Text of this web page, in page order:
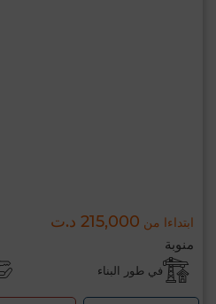
ابتداءا من 215,000 د.ت
منوبة
في طور البناء